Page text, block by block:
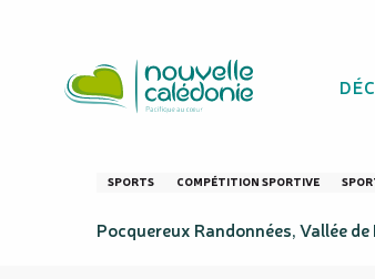
principal
OCEF Full
SPORTS COMPÉTITION SPORTIVE
Pocquereux Randonnées, Vallée